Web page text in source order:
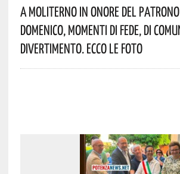
A Moliterno In Onore Del
Domenico, Momenti Di Fede, Di
Divertimento. Ecco Le Foto